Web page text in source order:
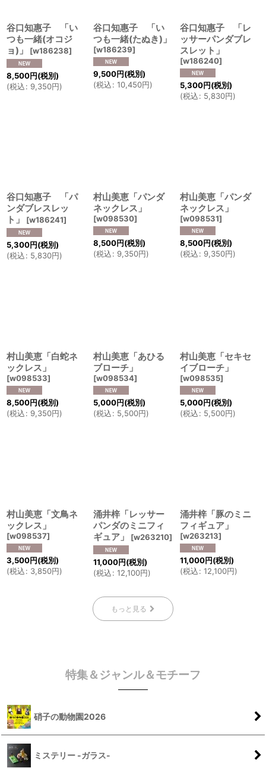
谷口知惠子 「い
つも一緒(オコジ
ョ)」
[w186238]
8,500円(税別)
(税込: 9,350円)
谷口知惠子 「い
つも一緒(たぬき)」
[w186239]
9,500円(税別)
(税込: 10,450円)
谷口知惠子 「レ
ッサーパンダブレ
スレット」
[w186240]
5,300円(税別)
(税込: 5,830円)
谷口知惠子 「パ
ンダブレスレッ
ト」
[w186241]
5,300円(税別)
(税込: 5,830円)
村山美恵「パンダ
ネックレス」
[w098530]
8,500円(税別)
(税込: 9,350円)
村山美恵「パンダ
ネックレス」
[w098531]
8,500円(税別)
(税込: 9,350円)
村山美恵「白蛇ネ
ックレス」
[w098533]
8,500円(税別)
(税込: 9,350円)
村山美恵「あひる
ブローチ」
[w098534]
5,000円(税別)
(税込: 5,500円)
村山美恵「セキセ
イブローチ」
[w098535]
5,000円(税別)
(税込: 5,500円)
村山美恵「文鳥ネ
ックレス」
[w098537]
3,500円(税別)
(税込: 3,850円)
涌井梓「レッサー
パンダのミニフィ
ギュア」
[w263210]
11,000円(税別)
(税込: 12,100円)
涌井梓「豚のミニ
フィギュア」
[w263213]
11,000円(税別)
(税込: 12,100円)
もっと見る
特集＆ジャンル＆モチーフ
硝子の動物園2026
ミステリー -ガラス-